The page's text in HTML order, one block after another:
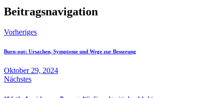
Beitragsnavigation
Vorheriges
Burn-out: Ursachen, Symptome und Wege zur Besserung
Oktober 29, 2024
Nächstes